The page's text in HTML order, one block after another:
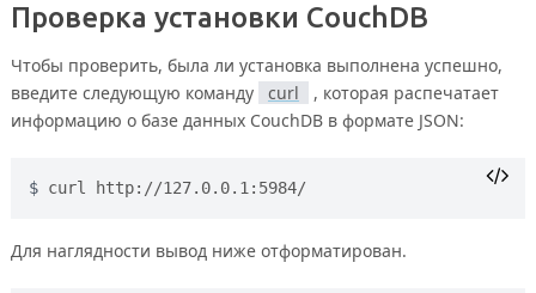
Проверка установки CouchDB
Чтобы проверить, была ли установка выполнена успешно,
введите следующую команду
curl
, которая распечатает
информацию о базе данных CouchDB в формате JSON:
curl http://127.0.0.1:5984/
Для наглядности вывод ниже отформатирован.